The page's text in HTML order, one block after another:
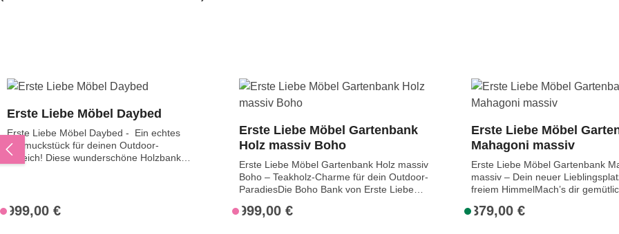
Produktgalerie überspringen
Erste Liebe Möbel Daybed
Erste Liebe Möbel Daybed - Ein echtes
Schmuckstück für deinen Outdoor-
Bereich! Diese wunderschöne Holzbank
exotische Ausstrahlung verleihen.Ein
besonderes Plus: Die Bank wird inklusive
Regulärer Preis:
V
999,00 €
Erste Liebe Möbel Gartenbank
Holz massiv Boho
Erste Liebe Möbel Gartenbank Holz massiv
Boho – Teakholz-Charme für dein Outdoor-
ParadiesDie Boho Bank von Erste Liebe
ein Statement für Natürlichkeit,
Regulärer Preis:
V
999,00 €
Erste Liebe Möbel
Mahagoni massiv
Erste Liebe Möbel Gartenbank
massiv – Dein neuer
freiem HimmelMach’s dir
echtes Lieblingsstück-Potenzial
Regulärer Preis:
S
379,00 €